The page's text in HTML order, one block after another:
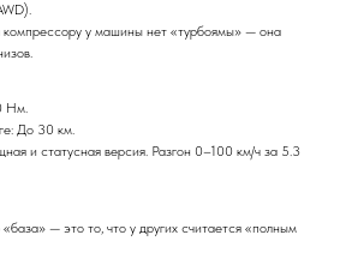
у машины нет «турбоямы» — она
Нм.
До 30 км.
и статусная версия. Разгон 0–100 км/ч за 5.3
— это то, что у других считается «полным